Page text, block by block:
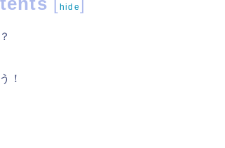
hide
！